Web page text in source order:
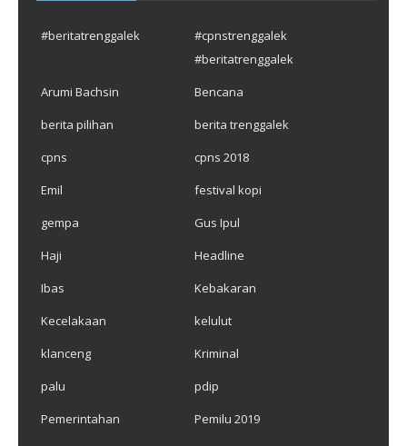
#beritatrenggalek
#cpnstrenggalek
#beritatrenggalek
Arumi Bachsin
Bencana
berita pilihan
berita trenggalek
cpns
cpns 2018
Emil
festival kopi
gempa
Gus Ipul
Haji
Headline
Ibas
Kebakaran
Kecelakaan
kelulut
klanceng
Kriminal
palu
pdip
Pemerintahan
Pemilu 2019